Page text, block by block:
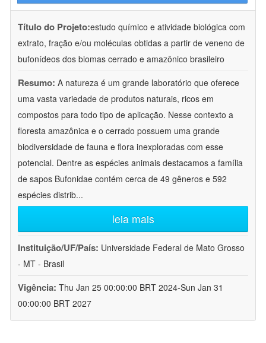
Título do Projeto:estudo químico e atividade biológica com
extrato, fração e/ou moléculas obtidas a partir de veneno de
bufonídeos dos biomas cerrado e amazônico brasileiro
Resumo: A natureza é um grande laboratório que oferece
uma vasta variedade de produtos naturais, ricos em
compostos para todo tipo de aplicação. Nesse contexto a
floresta amazônica e o cerrado possuem uma grande
biodiversidade de fauna e flora inexploradas com esse
potencial. Dentre as espécies animais destacamos a família
de sapos Bufonidae contém cerca de 49 gêneros e 592
espécies distrib...
leia mais
Instituição/UF/País: Universidade Federal de Mato Grosso
- MT - Brasil
Vigência: Thu Jan 25 00:00:00 BRT 2024-Sun Jan 31
00:00:00 BRT 2027